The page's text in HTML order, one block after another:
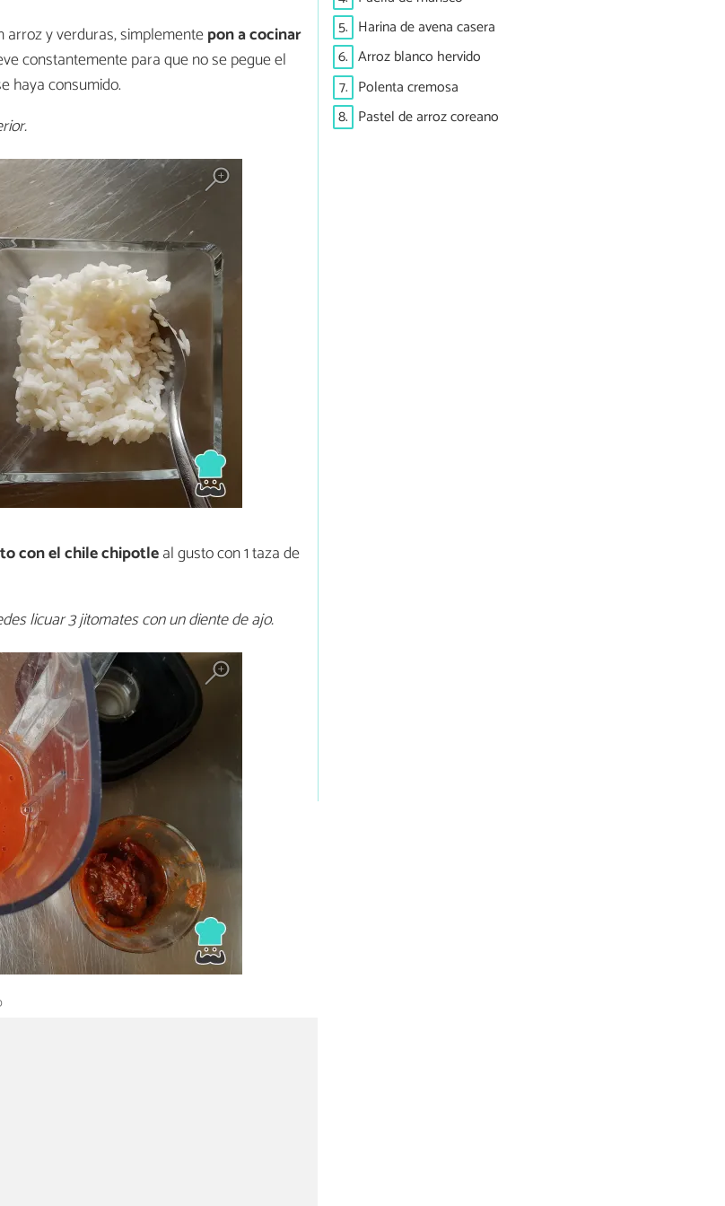
arroz y verduras, simplementepon a cocinar
constantemente para que no se pegue el
haya consumido.
con el chile chipotleal gusto con 1 taza de
licuar 3 jitomates con un diente de ajo.
5. Harina de avena casera
6. Arroz blanco hervido
7. Polenta cremosa
8. Pastel de arroz coreano